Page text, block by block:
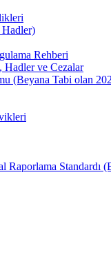
Hadler)
Rehberi
Hadler ve Cezalar
(Beyana Tabi olan
Raporlama Standardı